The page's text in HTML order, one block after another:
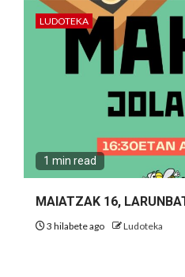
LUDOTEKA
1 min read
MAIATZAK 16,
3 hilabete ago Ludoteka